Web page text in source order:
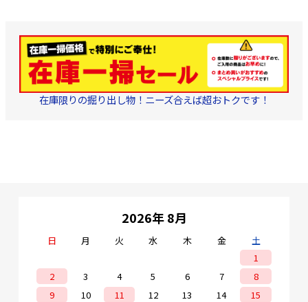
属品 F型接栓（5C
ル用） 5個 防水キ
プ（大） 3個 取扱
書 1部
在庫限りの掘り出し物！ニーズ合えば超おトクです！
2026年 8月
日 月 火 水 木 金
土
1
2
3 4 5 6 7
8
9
10 11 12 13 14
15